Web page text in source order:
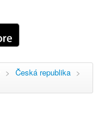
> Česká republika >